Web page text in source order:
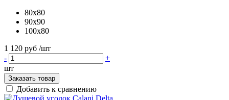
80x80
90x90
100x80
1 120 руб /шт
-
+
шт
Заказать товар
Добавить к сравнению